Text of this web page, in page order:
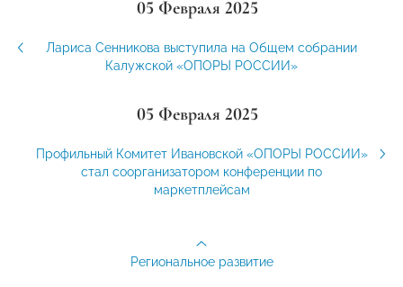
05 Февраля 2025
Лариса Сенникова выступила на Общем собрании
Калужской «ОПОРЫ РОССИИ»
05 Февраля 2025
Профильный Комитет Ивановской «ОПОРЫ РОССИИ»
стал соорганизатором конференции по
маркетплейсам
Региональное развитие